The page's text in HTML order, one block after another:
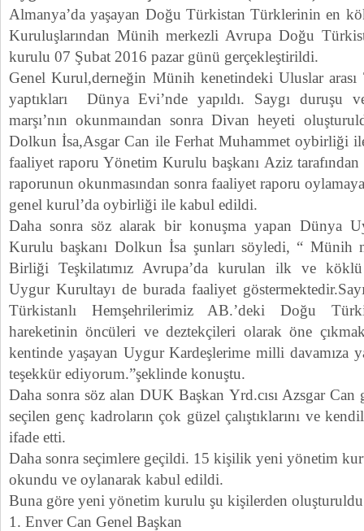
Almanya’da yaşayan Doğu Türkistan Türklerinin en
Kuruluşlarından Münih merkezli Avrupa Doğu
kurulu 07 Şubat 2016 pazar günü gerçekleştirildi.
Genel Kurul,derneğin Münih kenetindeki Uluslar arası
yaptıkları Dünya Evi’nde yapıldı. Saygı
marşı’nın okunmaından sonra Divan heyeti
Dolkun İsa,Asgar Can ile Ferhat Muhammet oybirliği
faaliyet raporu Yönetim Kurulu başkanı Aziz
raporunun okunmasından sonra faaliyet raporu
genel kurul’da oybirliği ile kabul edildi.
Daha sonra söz alarak bir konuşma yapan Dünya
Kurulu başkanı Dolkun İsa şunları söyledi, “ Münih
Birliği Teşkilatımız Avrupa’da kurulan ilk ve köklü
Uygur Kurultayı de burada faaliyet
Türkistanlı Hemşehrilerimiz AB.’deki Doğu
hareketinin öncüleri ve deztekçileri olarak öne
kentinde yaşayan Uygur Kardeşlerime milli davamıza
teşekkür ediyorum.”şeklinde konuştu.
Daha sonra söz alan DUK Başkan Yrd.cısı Azsgar Can
seçilen genç kadroların çok güzel çalıştıklarını ve
ifade etti.
Daha sonra seçimlere geçildi. 15 kişilik yeni yönetim
okundu ve oylanarak kabul edildi.
Buna göre yeni yönetim kurulu şu kişilerden
1. Enver Can Genel Başkan